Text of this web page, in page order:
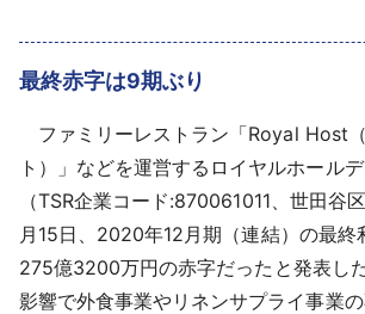
導入事例
よくあるご質問
English
最終赤字は9期ぶり
ファミリーレストラン「Royal Host
ト）」などを運営するロイヤルホールデ
（TSR企業コード:870061011、世田谷
月15日、2020年12月期（連結）の最終
275億3200万円の赤字だったと発表し
影響で外食事業やリネンサプライ事業の